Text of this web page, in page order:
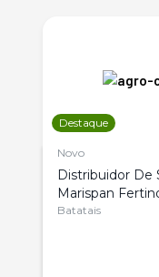
Destaque
Novo
Distribuidor De
Marispan
Citrus
Batatais